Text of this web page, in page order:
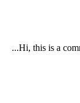
Hi, this is a